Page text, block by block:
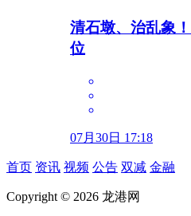
清石墩、治乱象
位
07月30日 17:18
首页 资讯 视频 公告 双减 金融
Copyright © 2026 龙港网